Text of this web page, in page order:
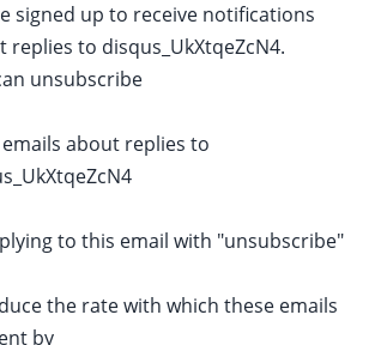
signed up to receive notifications
replies to disqus_UkXtqeZcN4.
unsubscribe
about replies to
to this email with "unsubscribe"
the rate with which these emails
by